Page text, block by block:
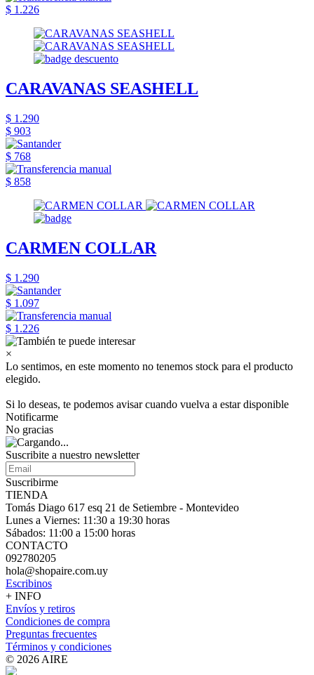
$ 1.226
CARAVANAS SEASHELL
$ 1.290
$ 903
$ 768
$ 858
CARMEN COLLAR
$ 1.290
$ 1.097
$ 1.226
×
Lo sentimos, en este momento no tenemos stock para el producto
elegido.
Si lo deseas, te podemos avisar cuando vuelva a estar disponible
Notificarme
No gracias
Suscribite a nuestro newsletter
Suscribirme
TIENDA
Tomás Diago 617 esq 21 de Setiembre - Montevideo
Lunes a Viernes: 11:30 a 19:30 horas
Sábados: 11:00 a 15:00 horas
CONTACTO
092780205
hola@shopaire.com.uy
Escribinos
+ INFO
Envíos y retiros
Condiciones de compra
Preguntas frecuentes
Términos y condiciones
© 2026 AIRE